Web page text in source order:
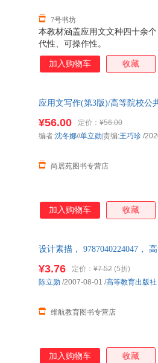
本教材涵盖应用文文种四十余
代性、可操作性。
7号书坊
加入购物车 收藏
应用文写作(第3版)/高等院校公
¥56.00 定价： ¥56.00
尚居苑图书专营店
编者:沈冬娜//单立勋| 责编:王巧珍 /
加入购物车 收藏
设计素描， 9787040224047，
¥3.76 定价： ¥7.52 (5折)
维航教育图书专营店
陈立勋 /2007-08-01 /高等教育出版社
加入购物车 收藏